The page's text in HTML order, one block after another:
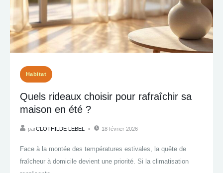
Habitat
Quels rideaux choisir pour rafraîchir sa
maison en été ?
parCLOTHILDE LEBEL 18 février 2026
Face à la montée des températures estivales, la quête de
fraîcheur à domicile devient une priorité. Si la climatisation